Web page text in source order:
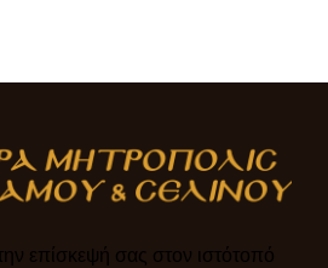
επίσκεψή σας στον ιστότοπό